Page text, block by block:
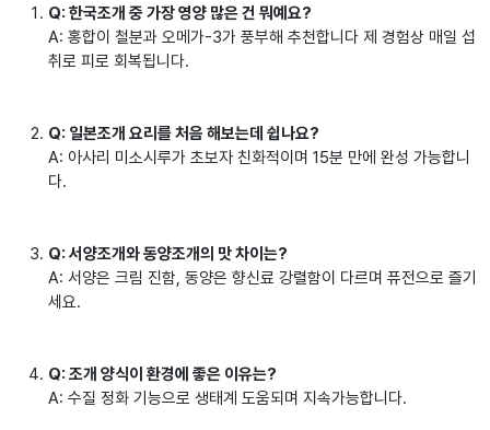
Q: 한국조개 중 가장 영양 많은 건 뭐예요?
A: 홍합이 철분과 오메가-3가 풍부해 추천합니다 제 경험상 매일 섭
취로 피로 회복됩니다.
Q: 일본조개 요리를 처음 해보는데 쉽나요?
A: 아사리 미소시루가 초보자 친화적이며 15분 만에 완성 가능합니
다.
Q: 서양조개와 동양조개의 맛 차이는?
A: 서양은 크림 진함, 동양은 향신료 강렬함이 다르며 퓨전으로 즐기
세요.
Q: 조개 양식이 환경에 좋은 이유는?
A: 수질 정화 기능으로 생태계 도움되며 지속가능합니다.